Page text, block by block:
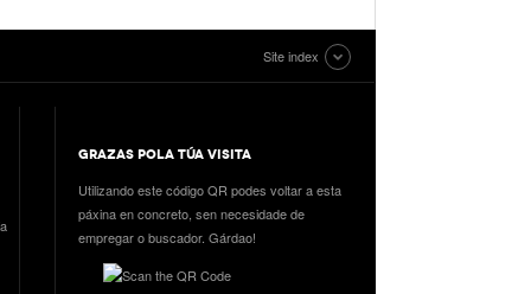
Site index
GRAZAS POLA TÚA VISITA
Utilizando este código QR podes voltar a esta
páxina en concreto, sen necesidade de
empregar o buscador. Gárdao!